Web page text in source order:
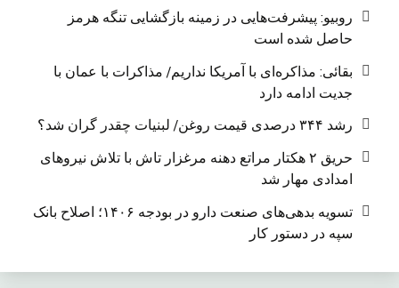
روبیو: پیشرفت‌هایی در زمینه بازگشایی تنگه هرمز
حاصل شده است
بقائی: مذاکره‌ای با آمریکا نداریم/ مذاکرات با عمان با
جدیت ادامه دارد
رشد ۳۴۴ درصدی قیمت روغن/ لبنیات چقدر گران شد؟
حریق ۲ هکتار مراتع دهنه مرغزار تاش با تلاش نیروهای
امدادی مهار شد
تسویه بدهی‌های صنعت دارو در بودجه ۱۴۰۶؛ اصلاح بانک
سپه در دستور کار